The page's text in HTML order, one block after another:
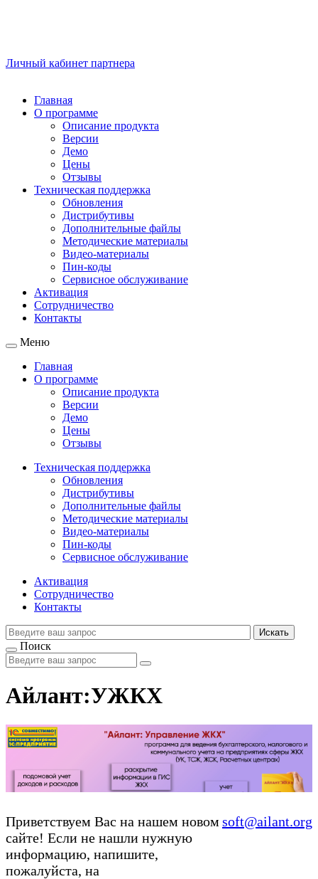
Личный кабинет партнера
Главная
О программе
Описание продукта
Версии
Демо
Цены
Отзывы
Техническая поддержка
Обновления
Дистрибутивы
Дополнительные файлы
Методические материалы
Видео-материалы
Пин-коды
Сервисное обслуживание
Активация
Сотрудничество
Контакты
Меню
Главная
О программе
Описание продукта
Версии
Демо
Цены
Отзывы
Техническая поддержка
Обновления
Дистрибутивы
Дополнительные файлы
Методические материалы
Видео-материалы
Пин-коды
Сервисное обслуживание
Активация
Сотрудничество
Контакты
Искать
Поиск
Айлант:УЖКХ
Приветствуем Вас на нашем новом
сайте! Если не нашли нужную
информацию, напишите,
пожалуйста, на
soft@ailant.org